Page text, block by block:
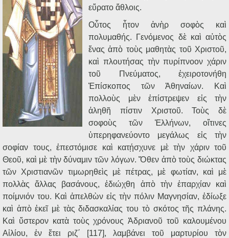
εὕρατο ἄθλοις.
Οὗτος ἦτον ἀνὴρ σοφὸς καὶ
πολυμαθής. Γενόμενος δὲ καὶ αὐτὸς
ἕνας ἀπὸ τοὺς μαθητὰς τοῦ Χριστοῦ,
καὶ πλουτήσας τὴν πυρίπνοον χάριν
τοῦ Πνεύματος, ἐχειροτονήθη
Ἐπίσκοπος τῶν Ἀθηναίων. Καὶ
πολλοὺς μὲν ἐπίστρεψεν εἰς τὴν
ἀληθῆ πίστιν Χριστοῦ. Τοὺς δὲ
σοφοὺς τῶν Ἑλλήνων, οἵτινες
ὑπερηφανεύοντο μεγάλως εἰς τὴν
σοφίαν τους, ἐπεστόμισε καὶ κατῄσχυνε μὲ τὴν χάριν τοῦ
Θεοῦ, καὶ μὲ τὴν δύναμιν τῶν λόγων. Ὅθεν ἀπὸ τοὺς διώκτας
τῶν Χριστιανῶν τιμωρηθεὶς μὲ πέτρας, μὲ φωτίαν, καὶ μὲ
πολλὰς ἄλλας βασάνους, ἐδιώχθη ἀπὸ τὴν ἐπαρχίαν καὶ
ποίμνιόν του. Καὶ ἀπελθὼν εἰς τὴν πόλιν Μαγνησίαν, ἐδίωξε
καὶ ἀπὸ ἐκεῖ μὲ τὰς διδασκαλίας του τὸ σκότος τῆς πλάνης.
Καὶ ὕστερον κατὰ τοὺς χρόνους Ἀδριανοῦ τοῦ καλουμένου
Αἰλίου, ἐν ἔτει ριζ΄ [117], λαμβάνει τοῦ μαρτυρίου τὸν